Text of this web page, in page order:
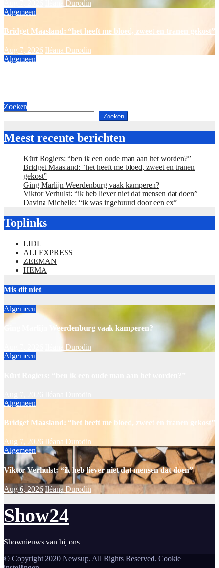
Iléana Durodin
Algemeen
Bridget Maasland: “het heeft me bloed, zweet en tranen gekost”
Aug 7, 2026 Iléana Durodin
Algemeen
Zoeken
Zoeken
Meest recente berichten
Kürt Rogiers: “ben ik een oude man aan het worden?”
Bridget Maasland: “het heeft me bloed, zweet en tranen
gekost”
Ging Marlijn Weerdenburg vaak kamperen?
Viktor Verhulst: “ik heb liever niet dat mensen dat doen”
Davina Michelle: “ik was ingehuurd door een ex”
Toplinks
LIDL
ALI EXPRESS
ZEEMAN
HEMA
Mis dit niet
Algemeen
Ging Marlijn Weerdenburg vaak kamperen?
Iléana Durodin
Algemeen
Algemeen
Bridget Maasland: “het heeft me bloed, zweet en tranen gekost”
Aug 7, 2026 Iléana Durodin
Algemeen
Viktor Verhulst: “ik heb liever niet dat mensen dat doen”
Aug 6, 2026 Iléana Durodin
Show24
Shownieuws van bij ons
© Copyright 2020 Newsup. All Rights Reserved. Cookie